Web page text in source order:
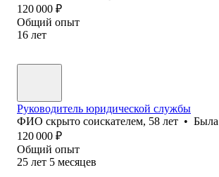
120 000 ₽
Общий опыт
16 лет
Руководитель юридической службы
ФИО скрыто соискателем, 58 лет • Была
120 000 ₽
Общий опыт
25 лет 5 месяцев